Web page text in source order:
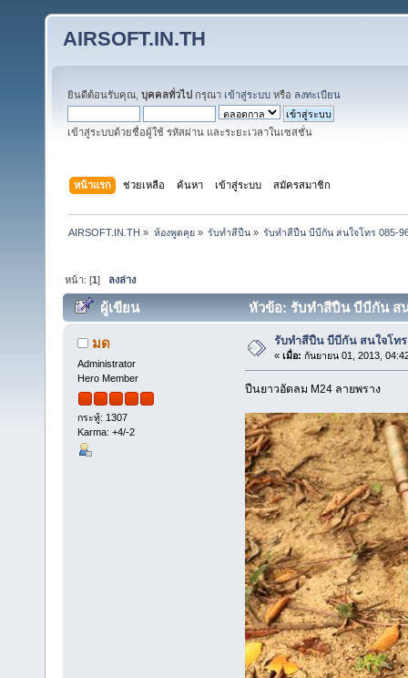
AIRSOFT.IN.TH
ยินดีต้อนรับคุณ, บุคคลทั่วไป กรุณา เข้าสู่ระบบ หรือ ลงทะเบียน
เข้าสู่ระบบด้วยชื่อผู้ใช้ รหัสผ่าน และระยะเวลาในเซสชั่น
หน้าแรก ช่วยเหลือ ค้นหา เข้าสู่ระบบ สมัครสมาชิก
AIRSOFT.IN.TH » ห้องพูดคุย» รับทำสีปืน» รับทำสีปืน บีบีกัน สนใจโทร 085-
หน้า: [1] ลงล่าง
ผู้เขียน หัวข้อ: รับทำสีปืน บีบีกัน สน
มด
Administrator
Hero Member
กระทู้: 1307
Karma: +4/-2
รับทำสีปืน บีบีกัน สนใจโทร
« เมื่อ: กันยายน 01, 2013,
ปืนยาวอัดลม M24 ลายพราง